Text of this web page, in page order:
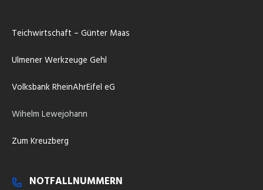
Teichwirtschaft – Günter Maas
Ulmener Werkzeuge Gehl
Volksbank RheinAhrEifel eG
Wihelm Lewejohann
Zum Kreuzberg
NOTFALLNUMMERN